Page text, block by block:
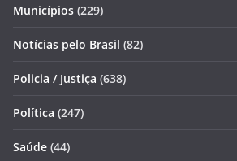
Municípios (229)
Notícias pelo Brasil (82)
Policia / Justiça (638)
Política (247)
Saúde (44)